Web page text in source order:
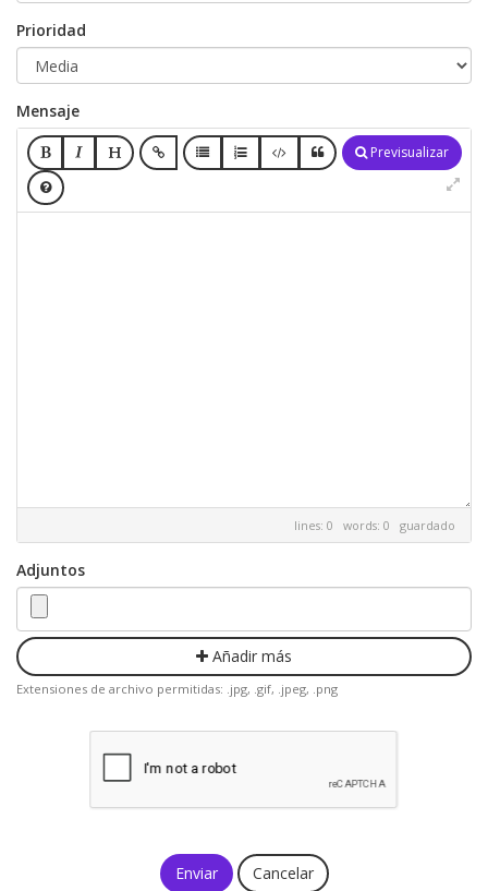
Prioridad
Mensaje
Previsualizar
lines: 0 words: 0 guardado
Adjuntos
Añadir más
Extensiones de archivo permitidas: .jpg, .gif, .jpeg, .png
Cancelar